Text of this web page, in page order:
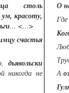
столь
красоту,
… <…>
счастья
дьявольски
никогда не
О
А